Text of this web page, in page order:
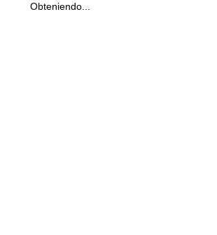
Obteniendo...